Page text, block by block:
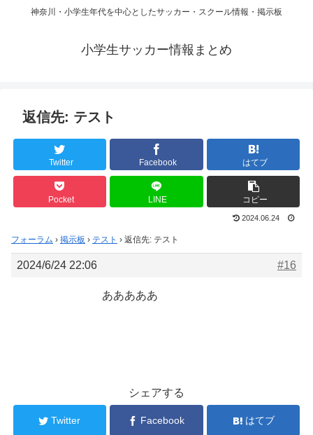
神奈川・小学生年代を中心としたサッカー・スクール情報・掲示板
小学生サッカー情報まとめ
返信先: テスト
Twitter Facebook はてブ
Pocket LINE コピー
2024.06.24
フォーラム › 掲示板 › テスト › 返信先: テスト
2024/6/24 22:06 #16
あああああ
シェアする
Twitter Facebook はてブ